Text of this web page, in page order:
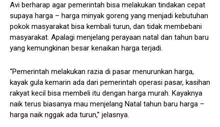
Avi berharap agar pemerintah bisa melakukan tindakan cepat
supaya harga – harga minyak goreng yang menjadi kebutuhan
pokok masyarakat bisa kembali turun, dan tidak membebani
masyarakat. Apalagi menjelang perayaan natal dan tahun baru
yang kemungkinan besar kenaikan harga terjadi.
“Pemerintah melakukan razia di pasar menurunkan harga,
kayak gula kemarin ada dari pemerintah operasi pasar, kasihan
rakyat kecil bisa membeli itu dengan harga murah. Kayaknya
naik terus biasanya mau menjelang Natal tahun baru harga –
harga naik nggak ada turun,” jelasnya.